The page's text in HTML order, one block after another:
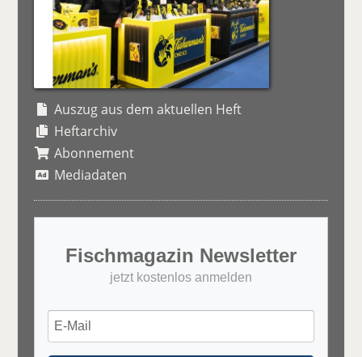
Auszug aus dem aktuellen Heft
Heftarchiv
Abonnement
Mediadaten
Fischmagazin Newsletter
jetzt kostenlos anmelden